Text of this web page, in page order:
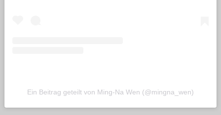
Ein Beitrag geteilt von Ming-Na Wen (@mingna_wen)